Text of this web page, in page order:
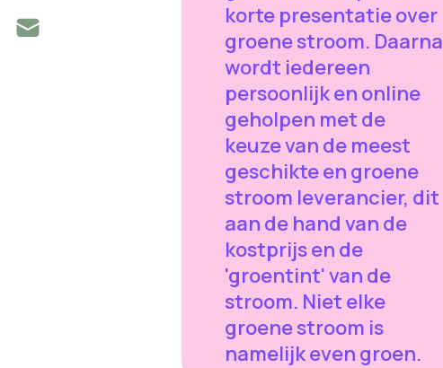
korte presentatie over
groene stroom. Daarna
wordt iedereen
persoonlijk en online
geholpen met de
keuze van de meest
geschikte en groene
stroom leverancier, dit
aan de hand van de
kostprijs en de
'groentint' van de
stroom. Niet elke
groene stroom is
namelijk even groen.